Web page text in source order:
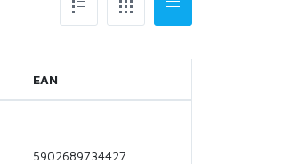
EAN
5902689734427